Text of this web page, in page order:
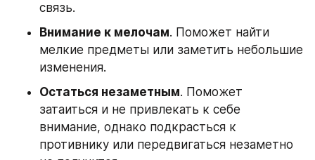
связь.
Внимание к мелочам. Поможет найти
мелкие предметы или заметить небольшие
изменения.
Остаться незаметным. Поможет
затаиться и не привлекать к себе
внимание, однако подкрасться к
противнику или передвигаться незаметно